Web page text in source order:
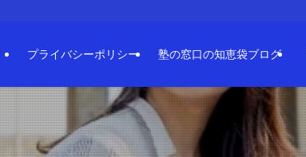
プライバシーポリシー 塾の窓口の知恵袋ブログ